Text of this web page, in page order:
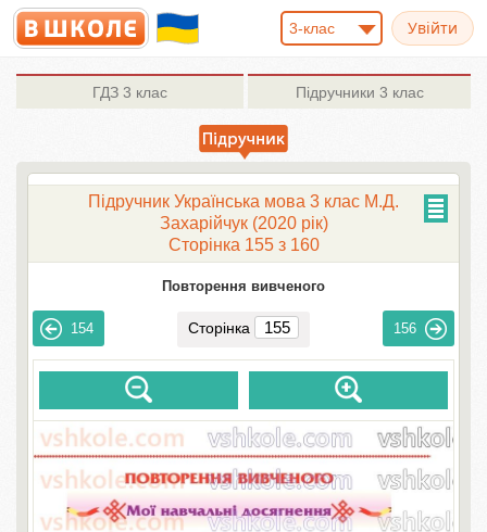
3-клас
ГДЗ 3 клас Підручники 3 клас
Підручник Українська мова 3 клас М.Д.
Захарійчук (2020 рік)
Сторінка 155 з 160
Повторення вивченого
154 Сторінка 156